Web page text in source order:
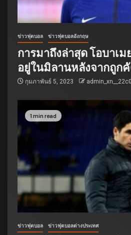
ข่าวฟุตบอล ข่าวฟุตบอลอังกฤษ
การมาถึงล่าสุด โอบาเ
อยู่ในมิลานหลังจากถูก
กุมภาพันธ์ 5, 2023
1 min read
ข่าวฟุตบอล ข่าวฟุตบอลต่างประเทศ